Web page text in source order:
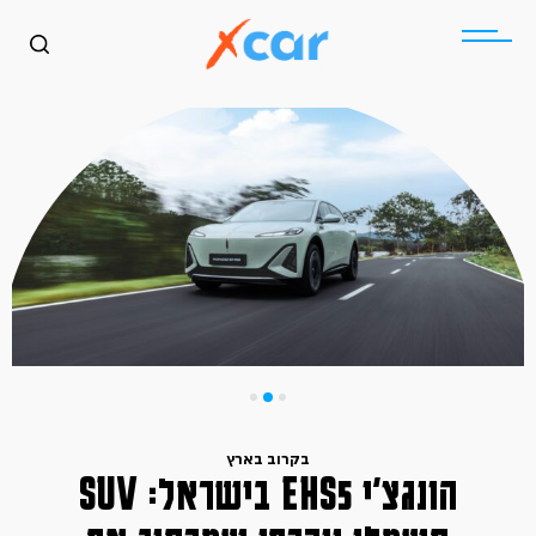
כללי
בקרוב בארץ
הונגצ׳י EHS5 בישראל: SUV
בקרוב בארץ